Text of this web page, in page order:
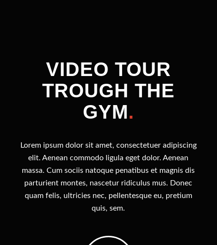
VIDEO TOUR
TROUGH THE
GYM.
Lorem ipsum dolor sit amet, consectetuer adipiscing
elit. Aenean commodo ligula eget dolor. Aenean
massa. Cum sociis natoque penatibus et magnis dis
parturient montes, nascetur ridiculus mus. Donec
quam felis, ultricies nec, pellentesque eu, pretium
quis, sem.